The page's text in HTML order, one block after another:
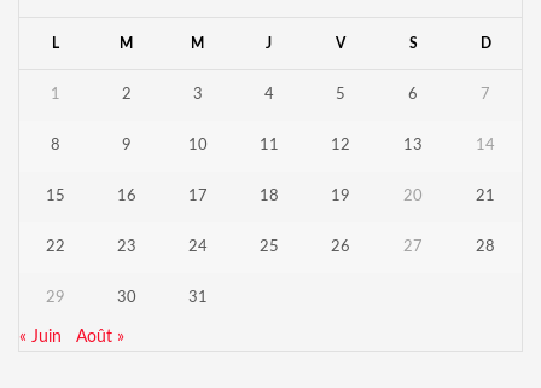
L M M J V S D
1 2 3 4 5 6 7
8 9 10 11 12 13 14
15 16 17 18 19 20 21
22 23 24 25 26 27 28
29 30 31
« Juin Août »